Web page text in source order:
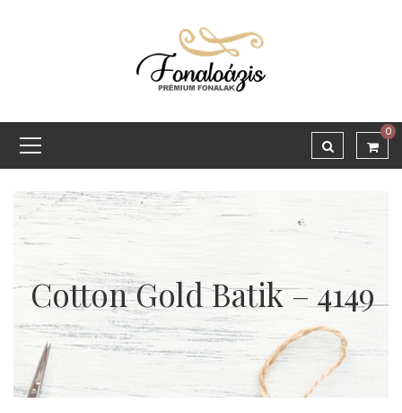
0
Cotton Gold Batik – 4149